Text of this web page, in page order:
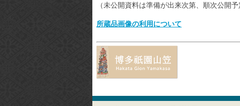
（未公開資料は準備が出来次第、順次公開
所蔵品画像の利用について